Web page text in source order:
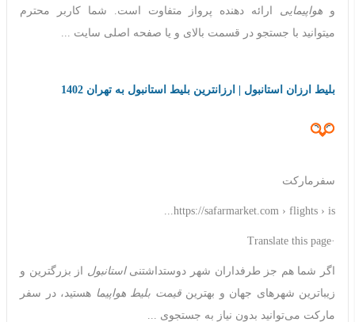
و هواپیمایی ارائه دهنده پرواز متفاوت است. شما کاربر محترم
میتوانید با جستجو در قسمت بالای و یا صفحه اصلی سایت ...
بلیط ارزان استانبول | ارزانترین بلیط استانبول به تهران 1402
سفرمارکت
https://safarmarket.com › flights › is...
·Translate this page
اگر شما هم جز طرفداران شهر دوستداشتنیاستانبول از بزرگترین و
زیباترین شهرهای جهان و بهترینقیمت بلیط هواپیما هستید، در سفر
مارکت می‌توانید بدون نیاز به جستجوی ...